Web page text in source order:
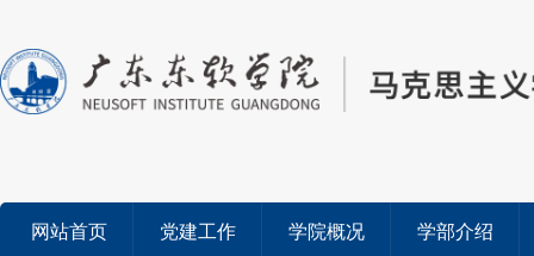
网站首页 党建工作 学院概况 学部介绍